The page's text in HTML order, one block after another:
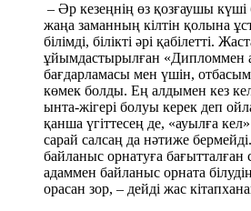
– Әр кезеңнің өз қозғаушы күші
жаңа заманның кілтін қолына
білімді, білікті әрі қабілетті.
ұйымдастырылған «Дипломмен
бағдарламасы мен үшін,
көмек болды. Ең алдымен кез
ынта-жігері болуы керек деп
қанша үгіттесең де, «ауылға
сарай салсаң да нәтиже
байланыс орнатуға бағытталған
адаммен байланыс орната
орасан зор, – дейді жас